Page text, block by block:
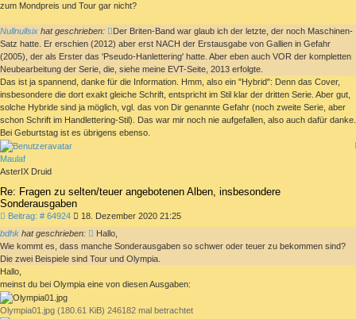
zum Mondpreis und Tour gar nicht?
Nullnullsix hat geschrieben:
Der Briten-Band war glaub ich der letzte, der noch Maschinen-
Satz hatte. Er erschien (2012) aber erst NACH der Erstausgabe von Gallien in Gefahr
(2005), der als Erster das 'Pseudo-Hanlettering' hatte. Aber eben auch VOR der kompletten
Neubearbeitung der Serie, die, siehe meine EVT-Seite, 2013 erfolgte.
Das ist ja spannend, danke für die Information. Hmm, also ein "Hybrid": Denn das Cover,
insbesondere die dort exakt gleiche Schrift, entspricht im Stil klar der dritten Serie. Aber gut,
solche Hybride sind ja möglich, vgl. das von Dir genannte Gefahr (noch zweite Serie, aber
schon Schrift im Handlettering-Stil). Das war mir noch nie aufgefallen, also auch dafür danke.
Bei Geburtstag ist es übrigens ebenso.
Maulaf
AsterIX Druid
Re: Fragen zu selten/teuer angebotenen Alben, insbesondere
Sonderausgaben
Beitrag: # 64924Beitrag18. Dezember 2020 21:25
bdhk hat geschrieben:
Hallo,
Wie kommt es, dass manche Sonderausgaben so schwer oder teuer zu bekommen sind?
Die zwei Beispiele sind Tour und Olympia.
Hallo,
meinst du bei Olympia eine von diesen Ausgaben:
Olympia01.jpg (180.61 KiB) 246182 mal betrachtet